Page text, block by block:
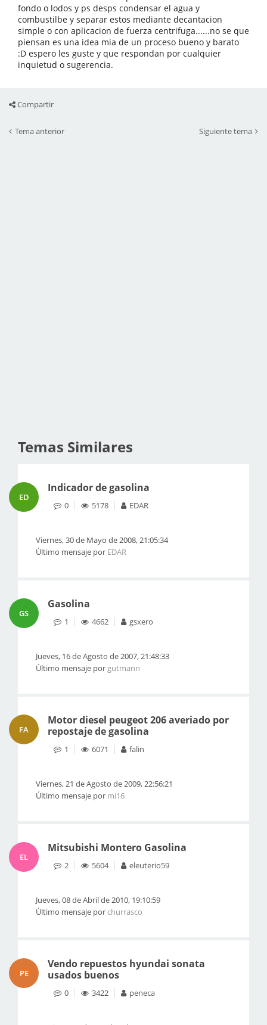
fondo o lodos y ps desps condensar el agua y
combustilbe y separar estos mediante decantacion
simple o con aplicacion de fuerza centrifuga......no se que
piensan es una idea mia de un proceso bueno y barato
:D espero les guste y que respondan por cualquier
inquietud o sugerencia.
Compartir
Tema anterior Siguiente tema
Temas Similares
ED
Indicador de gasolina
0 5178 EDAR
Viernes, 30 de Mayo de 2008, 21:05:34
Último mensaje por EDAR
GS
Gasolina
1 4662 gsxero
Jueves, 16 de Agosto de 2007, 21:48:33
Último mensaje por gutmann
FA
Motor diesel peugeot 206 averiado por
repostaje de gasolina
1 6071 falin
Viernes, 21 de Agosto de 2009, 22:56:21
Último mensaje por mi16
EL
Mitsubishi Montero Gasolina
2 5604 eleuterio59
Jueves, 08 de Abril de 2010, 19:10:59
Último mensaje porchurrasco
PE
Vendo repuestos hyundai sonata
usados buenos
0 3422 peneca